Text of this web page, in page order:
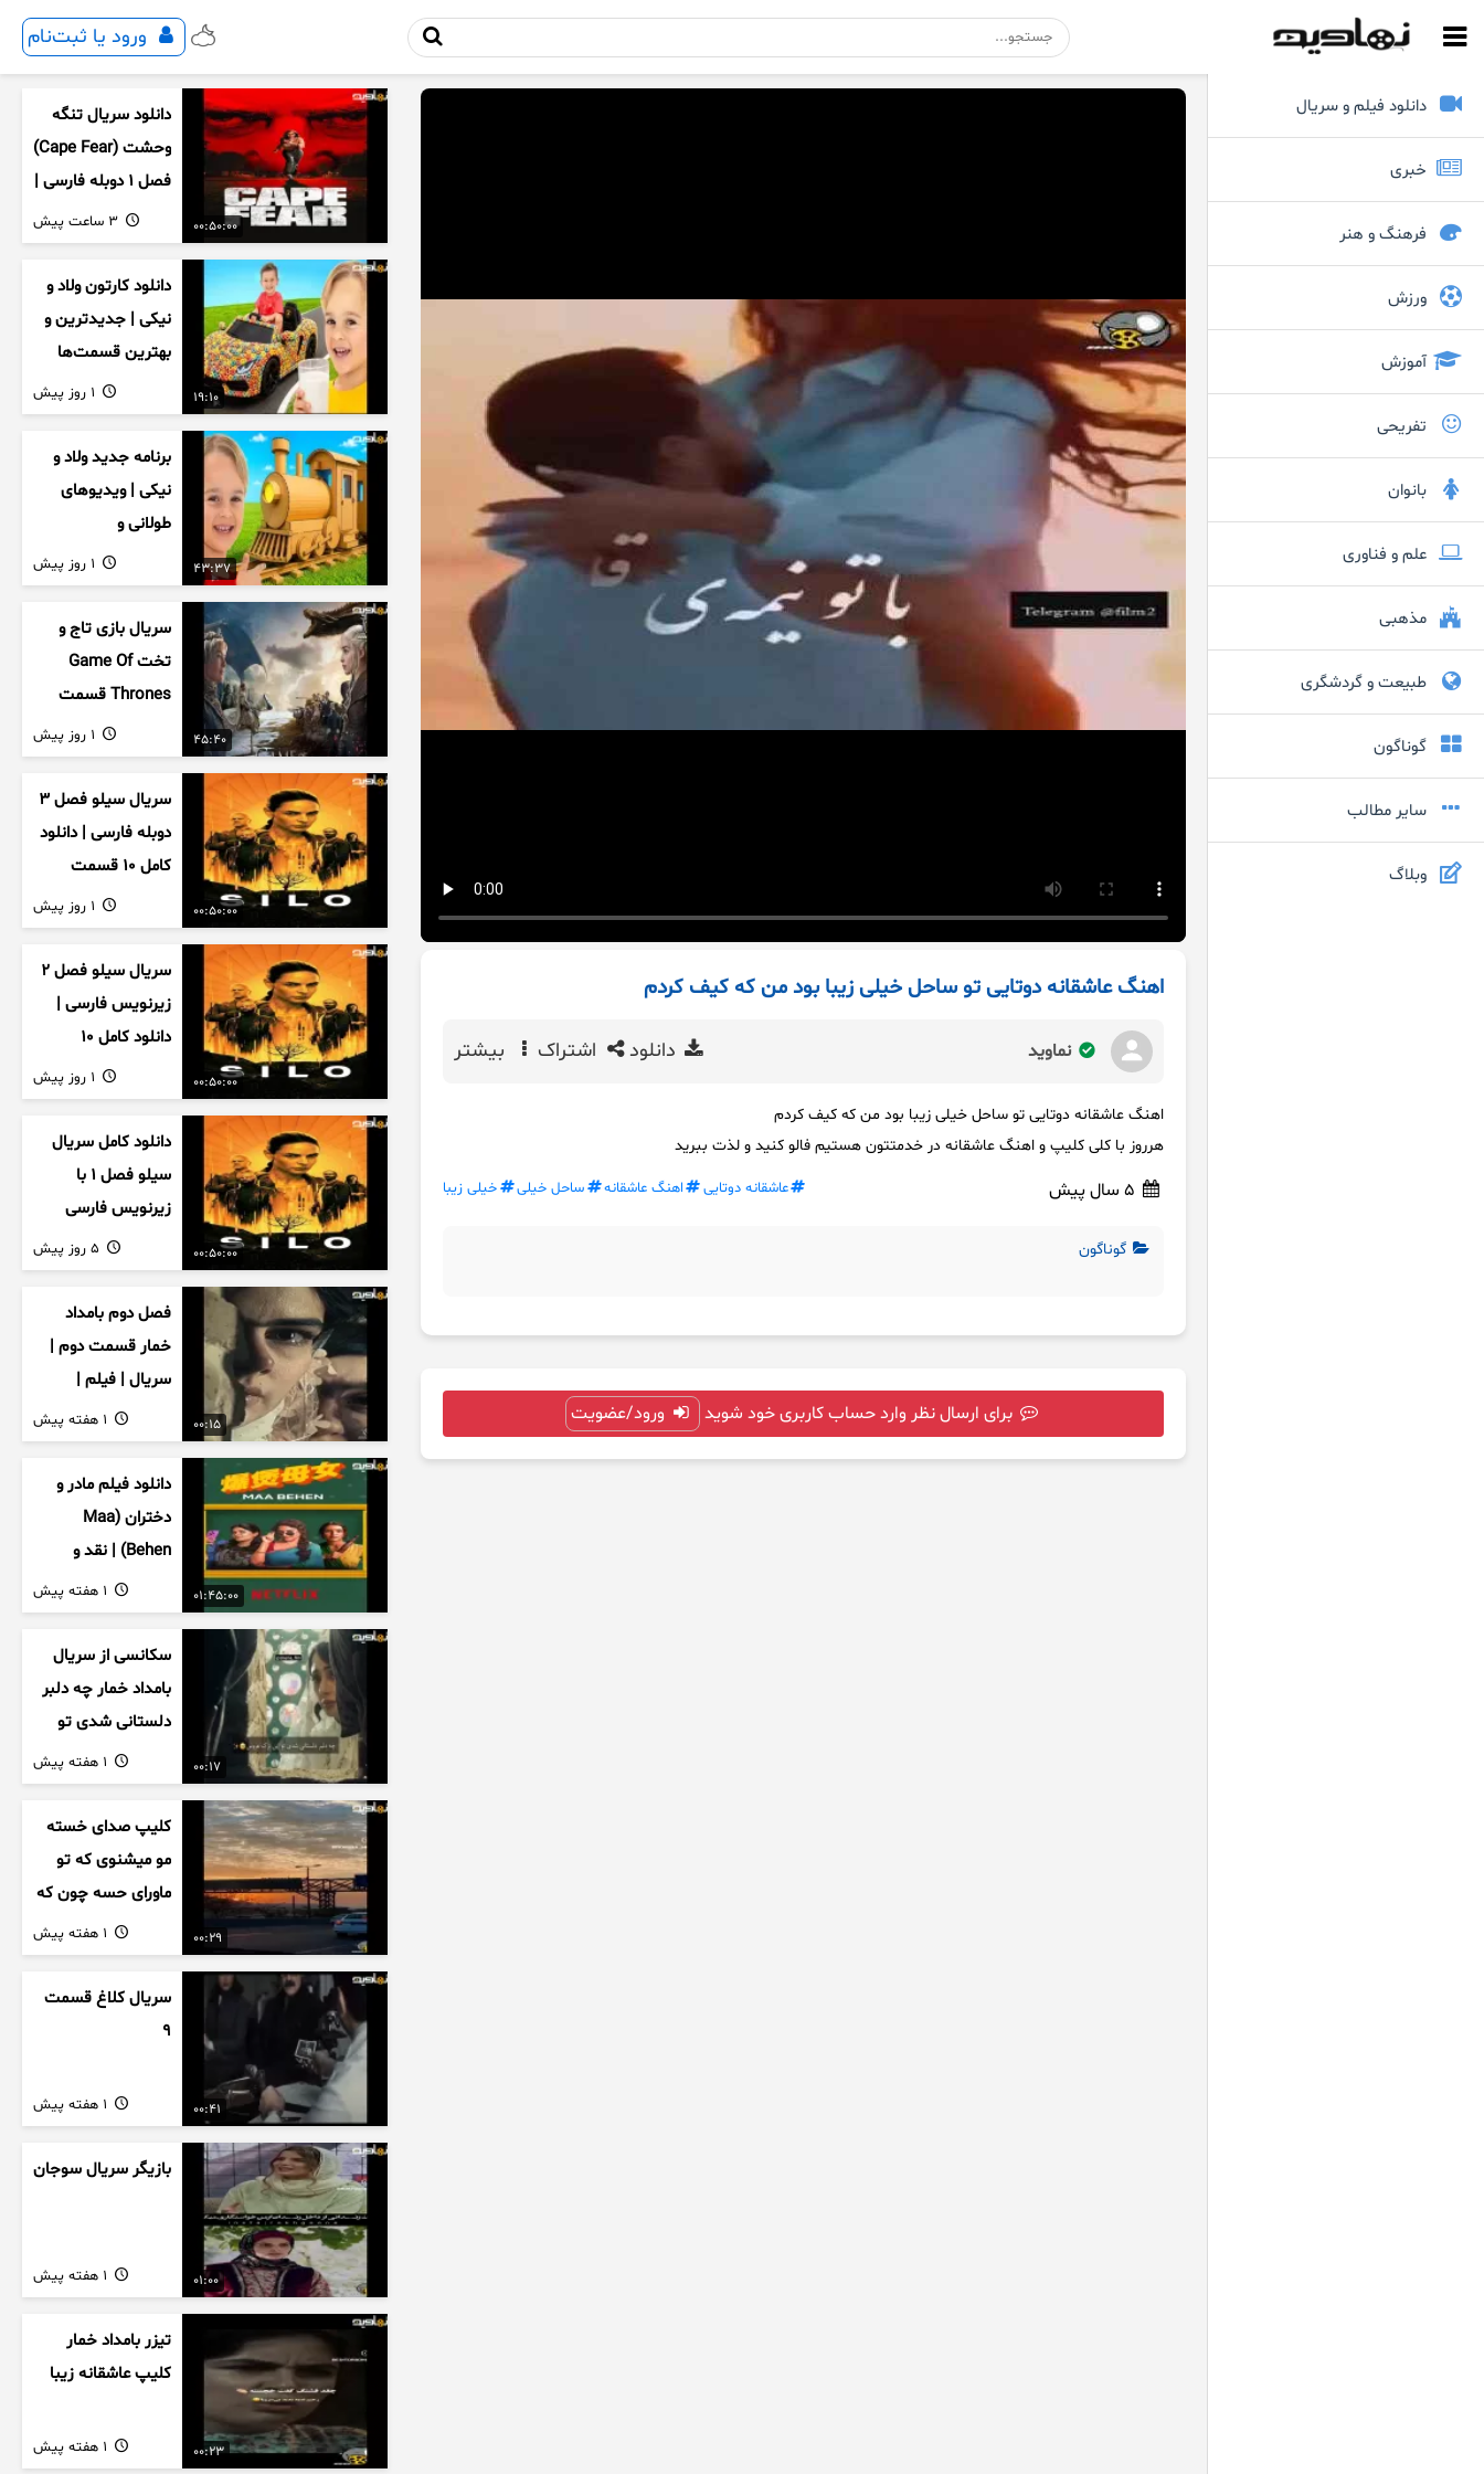
ورود یا ثبت‌نام
دانلود فیلم و سریال
خبری
فرهنگ و هنر
ورزش
آموزش
تفریحی
بانوان
علم و فناوری
مذهبی
طبیعت و گردشگری
گوناگون
سایر مطالب
وبلاگ
اهنگ عاشقانه دوتایی تو ساحل خیلی زیبا بود من که کیف کردم
نماوید دانلود اشتراک بیشتر
اهنگ عاشقانه دوتایی تو ساحل خیلی زیبا بود من که کیف کردم
هرروز با کلی کلیپ و اهنگ عاشقانه در خدمتتون هستیم فالو کنید و لذت ببرید
عاشقانه دوتایی اهنگ عاشقانه ساحل خیلی خیلی زیبا
گوناگون
برای ارسال نظر وارد حساب کاربری خود شوید ورود/عضویت
00:50:00
دانلود سریال تنگه
وحشت (Cape Fear)
فصل ۱ دوبله فارسی |
کامل ۱۰ قسمت
19:10
دانلود کارتون ولاد و
نیکی | جدیدترین و
بهترین قسمت‌ها
43:37
برنامه جدید ولاد و
نیکی | ویدیوهای
طولانی و
سرگرم‌کننده کودکان
45:40
سریال بازی تاج و
تخت Game Of
Thrones قسمت
دوم فصل اول
زیرنویس فارسی
00:50:00
سریال سیلو فصل ۳
دوبله فارسی | دانلود
کامل ۱۰ قسمت
00:50:00
سریال سیلو فصل ۲
زیرنویس فارسی |
دانلود کامل ۱۰
00:50:00
دانلود کامل سریال
سیلو فصل ۱ با
زیرنویس فارسی
00:15
فصل دوم بامداد
خمار قسمت دوم |
سریال | فیلم |
نمایش خانگی |
محبوبه | سینمایی
01:45:00
دانلود فیلم مادر و
دختران (Maa
Behen) | نقد و
بررسی درام خانوادگی
هندی
00:17
سکانسی از سریال
بامداد خمار چه دلبر
دلستانی شدی تو
این بزک عروس..
00:29
کلیپ صدای خسته
مو میشنوی که تو
ماورای حسه چون که
داریم می رسیم به
اخرای قصه
00:41
سریال کلاغ قسمت
9
01:00
بازیگر سریال سوجان
00:23
تیزر بامداد خمار
کلیپ عاشقانه زیبا